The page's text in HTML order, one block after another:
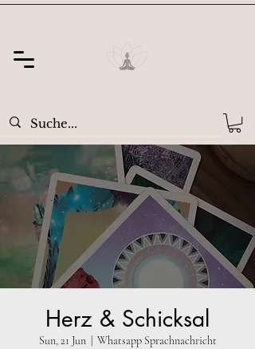
Herz & Schicksal
Sun, 21 Jun
  |
Whatsapp Sprachnachricht